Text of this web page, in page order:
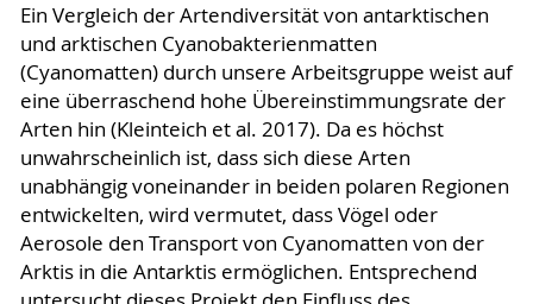
Ein Vergleich der Artendiversität von antarktischen
und arktischen Cyanobakterienmatten
(Cyanomatten) durch unsere Arbeitsgruppe weist auf
eine überraschend hohe Übereinstimmungsrate der
Arten hin (Kleinteich et al. 2017). Da es höchst
unwahrscheinlich ist, dass sich diese Arten
unabhängig voneinander in beiden polaren Regionen
entwickelten, wird vermutet, dass Vögel oder
Aerosole den Transport von Cyanomatten von der
Arktis in die Antarktis ermöglichen. Entsprechend